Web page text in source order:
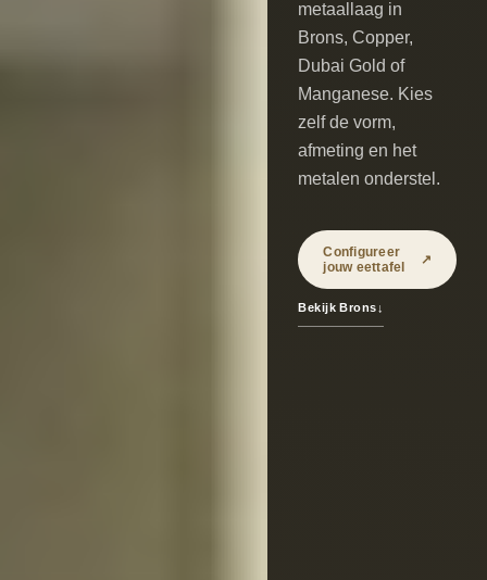
metaallaag in
Brons, Copper,
Dubai Gold of
Manganese. Kies
zelf de vorm,
afmeting en het
metalen onderstel.
Configureer
jouw eettafel
↗
Bekijk Brons ↓